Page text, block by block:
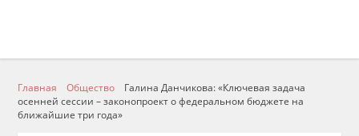
Главная Общество
Галина Данчикова: «Ключевая задача
осенней сессии – законопроект о федеральном бюджете на
ближайшие три года»